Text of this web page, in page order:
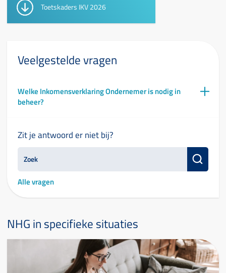
Toetskaders IKV 2026
Veelgestelde vragen
Welke Inkomensverklaring Ondernemer is nodig in
beheer?
Zit je antwoord er niet bij?
Alle vragen
NHG in specifieke situaties